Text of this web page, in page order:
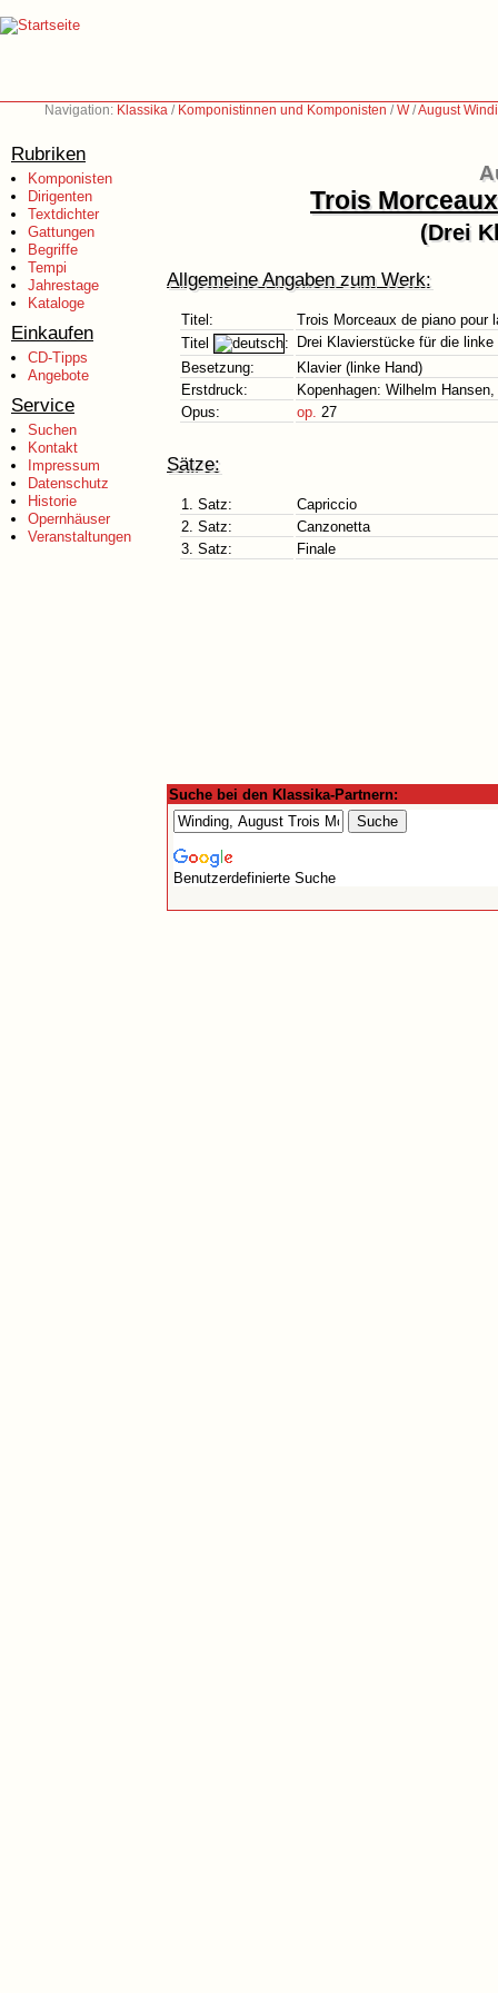
Navigation: Klassika / Komponistinnen und Komponisten /W/August
Rubriken
Komponisten
Dirigenten
Textdichter
Gattungen
Begriffe
Tempi
Jahrestage
Kataloge
Einkaufen
CD-Tipps
Angebote
Service
Suchen
Kontakt
Impressum
Datenschutz
Historie
Opernhäuser
Veranstaltungen
Trois
(Drei
Allgemeine Angaben zum Werk:
Titel:
Trois Morceaux de piano pour
Titel
:
Drei Klavierstücke für die linke
Besetzung:
Klavier (linke Hand)
Erstdruck:
Kopenhagen: Wilhelm
Opus:
op. 27
Sätze:
1. Satz:
Capriccio
2. Satz:
Canzonetta
3. Satz:
Finale
Suche bei den Klassika-Partnern:
Benutzerdefinierte Suche